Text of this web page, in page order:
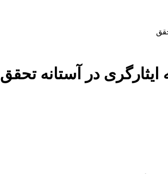
در آستانه تحقق